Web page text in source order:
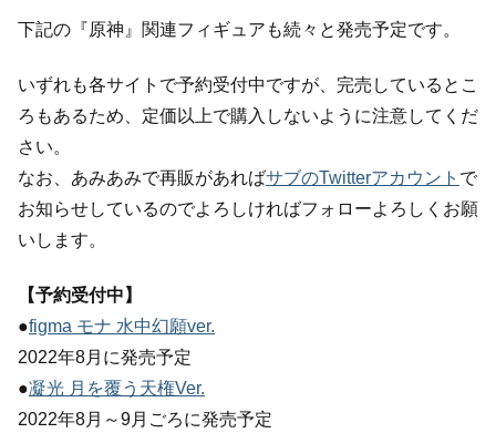
下記の『原神』関連フィギュアも続々と発売予定です。
いずれも各サイトで予約受付中ですが、完売しているとこ
ろもあるため、定価以上で購入しないように注意してくだ
さい。
なお、あみあみで再販があればサブのTwitterアカウント で
お知らせしているのでよろしければフォローよろしくお願
いします。
【予約受付中】
●figma モナ 水中幻願ver.
2022年8月に発売予定
●凝光 月を覆う天権Ver.
2022年8月～9月ごろに発売予定